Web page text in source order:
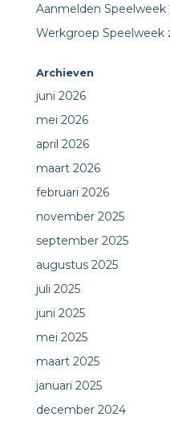
Aanmelden Speelweek
Werkgroep Speelweek
Archieven
juni 2026
mei 2026
april 2026
maart 2026
februari 2026
november 2025
september 2025
augustus 2025
juli 2025
juni 2025
mei 2025
maart 2025
januari 2025
december 2024